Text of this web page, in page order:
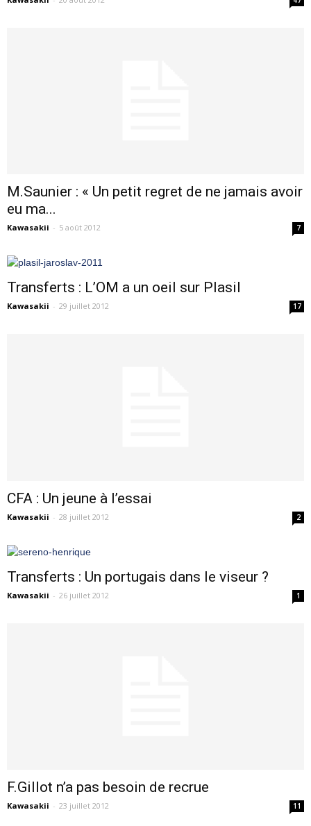
M.Saunier : « Un petit regret de ne jamais avoir
eu ma...
Kawasakii - 5 août 2012 7
Transferts : L’OM a un oeil sur Plasil
Kawasakii - 29 juillet 2012 17
CFA : Un jeune à l’essai
Kawasakii - 28 juillet 2012 2
Transferts : Un portugais dans le viseur ?
Kawasakii - 26 juillet 2012 1
F.Gillot n’a pas besoin de recrue
Kawasakii - 23 juillet 2012 11